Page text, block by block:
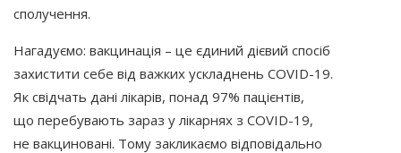
сполучення.
Нагадуємо: вакцинація – це єдиний дієвий спосіб
захистити себе від важких ускладнень COVID-19.
Як свідчать дані лікарів, понад 97% пацієнтів,
що перебувають зараз у лікарнях з COVID-19,
не вакциновані. Тому закликаємо відповідально